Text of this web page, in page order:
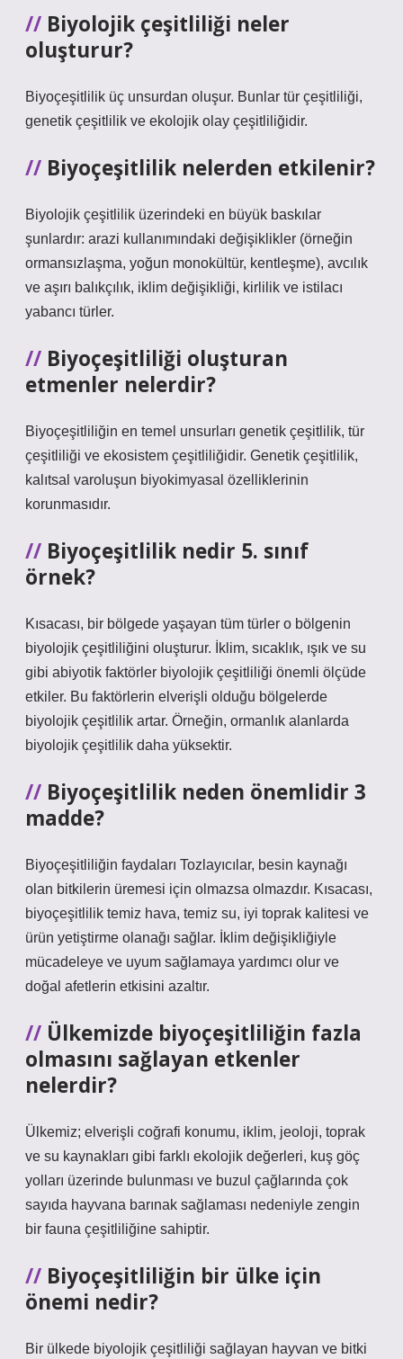
Biyolojik çeşitliliği neler
oluşturur?
Biyoçeşitlilik üç unsurdan oluşur. Bunlar tür çeşitliliği,
genetik çeşitlilik ve ekolojik olay çeşitliliğidir.
Biyoçeşitlilik nelerden etkilenir?
Biyolojik çeşitlilik üzerindeki en büyük baskılar
şunlardır: arazi kullanımındaki değişiklikler (örneğin
ormansızlaşma, yoğun monokültür, kentleşme), avcılık
ve aşırı balıkçılık, iklim değişikliği, kirlilik ve istilacı
yabancı türler.
Biyoçeşitliliği oluşturan
etmenler nelerdir?
Biyoçeşitliliğin en temel unsurları genetik çeşitlilik, tür
çeşitliliği ve ekosistem çeşitliliğidir. Genetik çeşitlilik,
kalıtsal varoluşun biyokimyasal özelliklerinin
korunmasıdır.
Biyoçeşitlilik nedir 5. sınıf
örnek?
Kısacası, bir bölgede yaşayan tüm türler o bölgenin
biyolojik çeşitliliğini oluşturur. İklim, sıcaklık, ışık ve su
gibi abiyotik faktörler biyolojik çeşitliliği önemli ölçüde
etkiler. Bu faktörlerin elverişli olduğu bölgelerde
biyolojik çeşitlilik artar. Örneğin, ormanlık alanlarda
biyolojik çeşitlilik daha yüksektir.
Biyoçeşitlilik neden önemlidir 3
madde?
Biyoçeşitliliğin faydaları Tozlayıcılar, besin kaynağı
olan bitkilerin üremesi için olmazsa olmazdır. Kısacası,
biyoçeşitlilik temiz hava, temiz su, iyi toprak kalitesi ve
ürün yetiştirme olanağı sağlar. İklim değişikliğiyle
mücadeleye ve uyum sağlamaya yardımcı olur ve
doğal afetlerin etkisini azaltır.
Ülkemizde biyoçeşitliliğin fazla
olmasını sağlayan etkenler
nelerdir?
Ülkemiz; elverişli coğrafi konumu, iklim, jeoloji, toprak
ve su kaynakları gibi farklı ekolojik değerleri, kuş göç
yolları üzerinde bulunması ve buzul çağlarında çok
sayıda hayvana barınak sağlaması nedeniyle zengin
bir fauna çeşitliliğine sahiptir.
Biyoçeşitliliğin bir ülke için
önemi nedir?
Bir ülkede biyolojik çeşitliliği sağlayan hayvan ve bitki